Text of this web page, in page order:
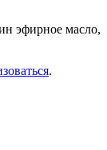
эфирное масло,
.